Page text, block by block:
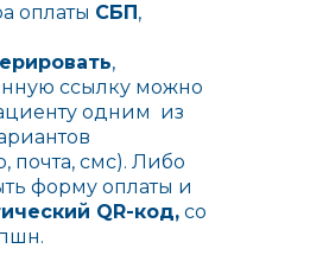
оплаты СБП ,
,
ссылку можно
одним из
почта, смс). Либо
форму оплаты и
QR-код, со